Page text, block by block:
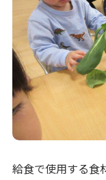
給食で使用する食